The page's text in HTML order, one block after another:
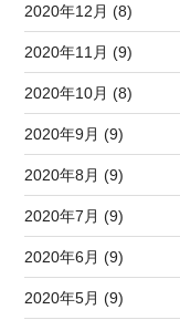
2020年12月 (8)
2020年11月 (9)
2020年10月 (8)
2020年9月 (9)
2020年8月 (9)
2020年7月 (9)
2020年6月 (9)
2020年5月 (9)